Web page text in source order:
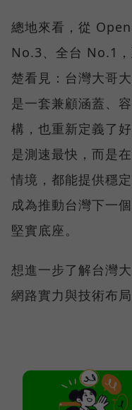
總地來看，從
No.3、全台 No.1
楚看見：台灣大哥
是一套兼顧涵蓋、
構，也重新定義了
是測速最快，而是
情境，都能提供穩
成為推動台灣下一
堅實底座。
想進一步了解台灣
網路實力與技術布局